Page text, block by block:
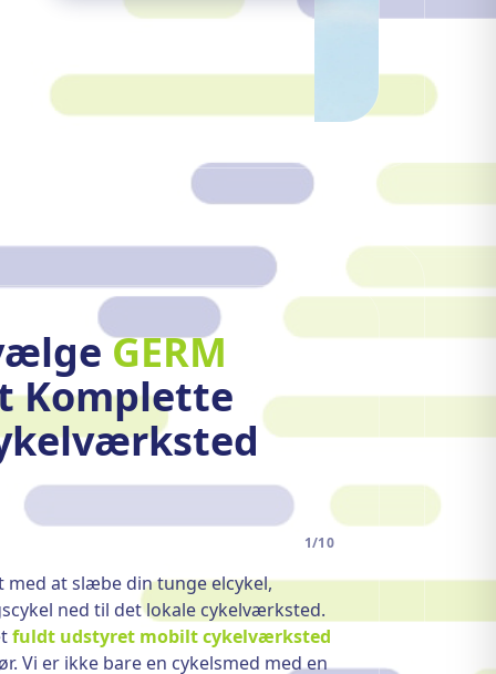
GERM
Komplette
1/10
at slæbe din tunge elcykel,
ned til det lokale cykelværksted.
fuldt udstyret mobilt cykelværksted
Vi er ikke bare en cykelsmed med en